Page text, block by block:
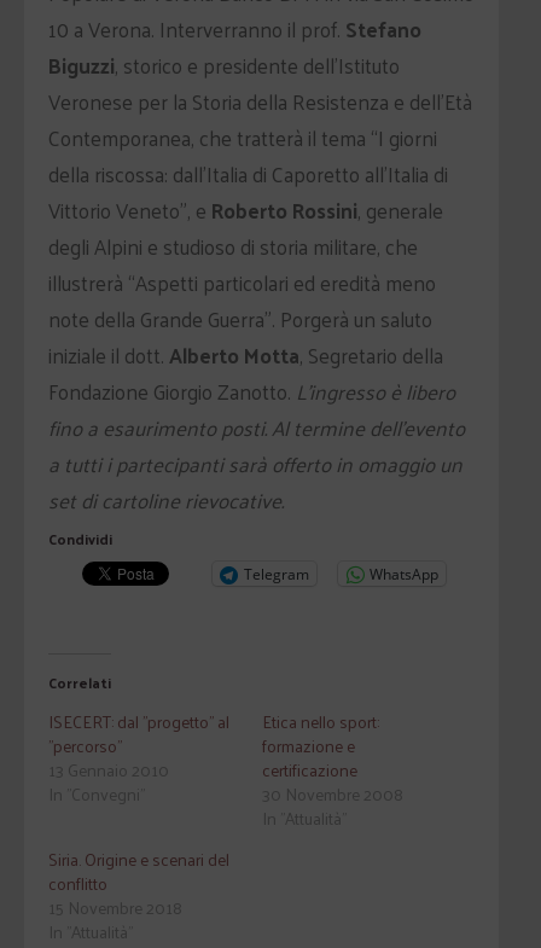
10 a Verona. Interverranno il prof. Stefano
Biguzzi, storico e presidente dell’Istituto
Veronese per la Storia della Resistenza e dell’Età
Contemporanea, che tratterà il tema “I giorni
della riscossa: dall’Italia di Caporetto all’Italia di
Vittorio Veneto”, e Roberto Rossini, generale
degli Alpini e studioso di storia militare, che
illustrerà “Aspetti particolari ed eredità meno
note della Grande Guerra”. Porgerà un saluto
iniziale il dott.Alberto Motta, Segretario della
Fondazione Giorgio Zanotto. L’ingresso è libero
fino a esaurimento posti. Al termine dell’evento
a tutti i partecipanti sarà offerto in omaggio un
set di cartoline rievocative.
Condividi
Telegram WhatsApp
Correlati
ISECERT: dal "progetto" al
"percorso"
13 Gennaio 2010
In "Convegni"
Etica nello sport:
formazione e
certificazione
30 Novembre 2008
In "Attualità"
Siria. Origine e scenari del
conflitto
15 Novembre 2018
In "Attualità"